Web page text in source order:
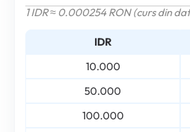
1 IDR ≈ 0.000254 RON (curs din
IDR
10.000
50.000
100.000